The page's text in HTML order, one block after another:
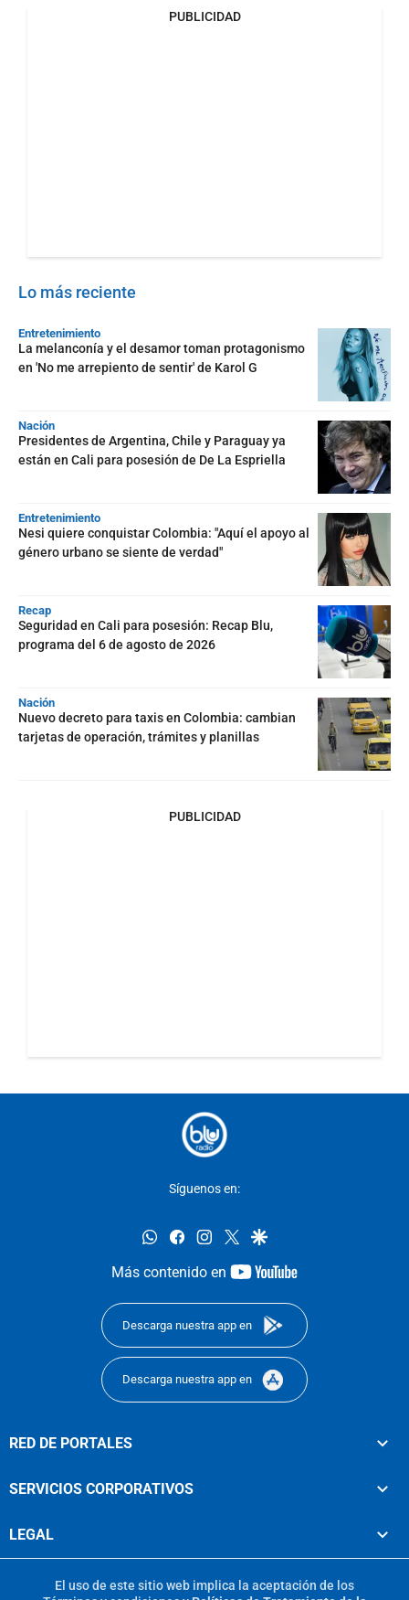
PUBLICIDAD
Lo más reciente
Entretenimiento
La melanconía y el desamor toman protagonismo
en 'No me arrepiento de sentir' de Karol G
Nación
Presidentes de Argentina, Chile y Paraguay ya
están en Cali para posesión de De La Espriella
Entretenimiento
Nesi quiere conquistar Colombia: "Aquí el apoyo al
género urbano se siente de verdad"
Recap
Seguridad en Cali para posesión: Recap Blu,
programa del 6 de agosto de 2026
Nación
Nuevo decreto para taxis en Colombia: cambian
tarjetas de operación, trámites y planillas
PUBLICIDAD
Síguenos en:
whatsappfacebookinstagram
twittergoogle
Más contenido en
youtube-
Descarga nuestra app en
Descarga nuestra app en
RED DE PORTALES
SERVICIOS CORPORATIVOS
LEGAL
El uso de este sitio web implica la aceptación de los